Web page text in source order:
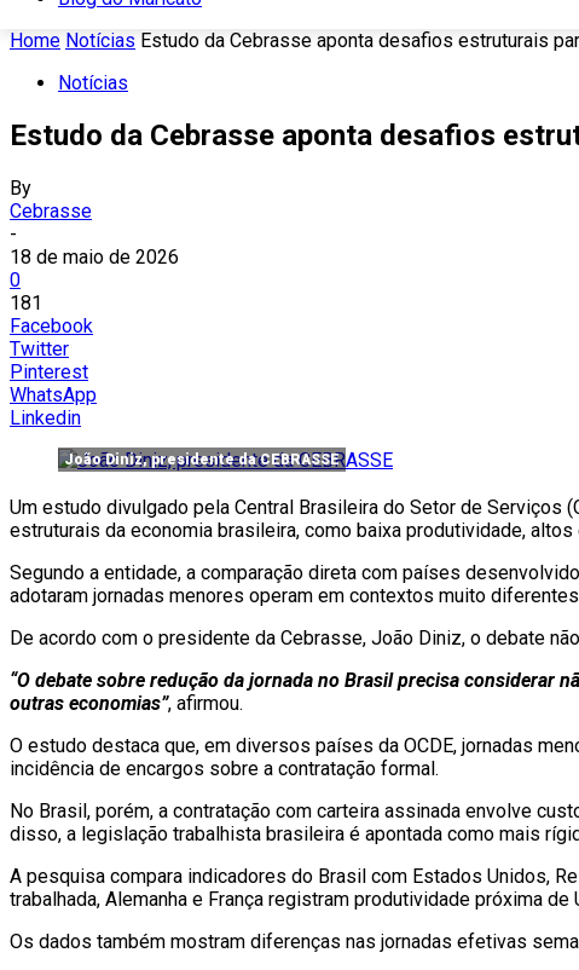
Home Notícias Estudo da Cebrasse aponta desafios estruturais
Notícias
Estudo da Cebrasse aponta desafios
By
Cebrasse
-
18 de maio de 2026
0
181
Facebook
Twitter
Pinterest
WhatsApp
Linkedin
João Diniz, presidente da CEBRASSE
Um estudo divulgado pela Central Brasileira do Setor de Serviços
estruturais da economia brasileira, como baixa produtividade,
Segundo a entidade, a comparação direta com países
adotaram jornadas menores operam em contextos muito
De acordo com o presidente da Cebrasse, João Diniz, o debate
“O debate sobre redução da jornada no Brasil precisa considerar
outras economias”, afirmou.
O estudo destaca que, em diversos países da OCDE, jornadas
incidência de encargos sobre a contratação formal.
No Brasil, porém, a contratação com carteira assinada envolve
disso, a legislação trabalhista brasileira é apontada como mais
A pesquisa compara indicadores do Brasil com Estados Unidos,
trabalhada, Alemanha e França registram produtividade próxima
Os dados também mostram diferenças nas jornadas efetivas